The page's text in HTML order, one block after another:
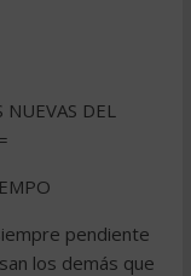
NUEVAS DEL
pendiente
los demás que